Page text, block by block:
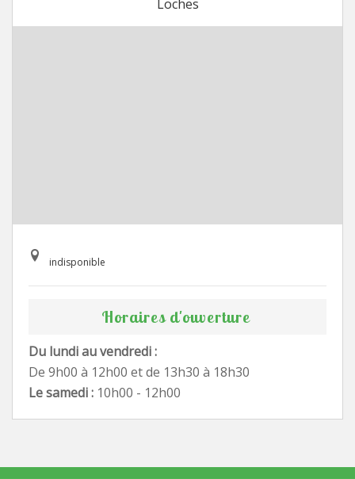
Loches
indisponible
Horaires d'ouverture
Du lundi au vendredi :
De 9h00 à 12h00 et de 13h30 à 18h30
Le samedi : 10h00 - 12h00